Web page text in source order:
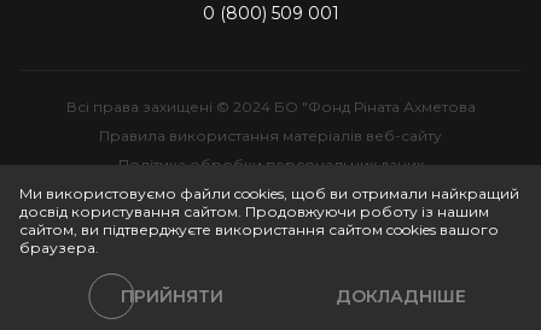
0 (800) 509 001
Всі права захищені © 2024 БО "Фонд Ріната Ахметова
Правила використання матеріалів веб-сайту
Політика обробки персональних даних
Інтелектуальна власність
Ми використовуємо файли cookies, щоб ви отримали найкращий
досвід користування сайтом. Продовжуючи роботу із нашим
сайтом, ви підтверджуєте використання сайтом cookies вашого
браузера.
ПРИЙНЯТИ ДОКЛАДНІШЕ
Політики сайту